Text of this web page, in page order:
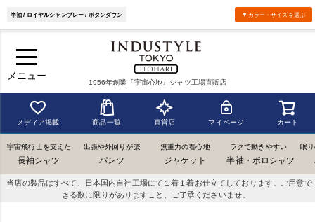
メニュー
1956年創業『宇宙心地』シャツ工場直販店
メディア掲載 商品一覧 直営店 マイページ カート
宇宙飛行士を支えた
長袖シャツ
出張や外回りが楽
パンツ
無重力の着心地
ジャケット
ラクで動きやすい
半袖・ポロシャツ
眠
当店の製品はすべて、日本国内自社工場にて１着１着お仕立てしております。ご用意で
きる数に限りがありますこと、ご了承くださいませ。
半袖 / ロイヤルシャンブレー / ボタンダウン ▼カラー・サイズを選ぶ